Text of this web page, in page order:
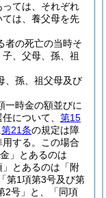
ては、それぞれ
は、養父母を先
者の死亡の当時そ
、父母、孫、祖
、孫、祖父母及び
一時金の額並びに
について、 第15
第21条の規定は障
する。
この場合
」とあるのは
」とあるのは「附
第1項第3号及び第
2号」と、「同項